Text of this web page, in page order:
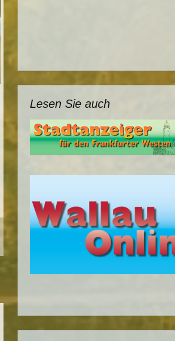
Lesen Sie auch